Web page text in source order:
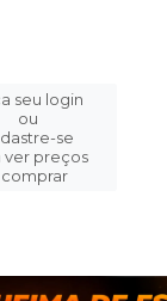
seu login
ou
se
ver preços